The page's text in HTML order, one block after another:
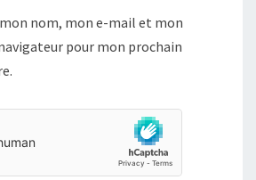
nom, mon e-mail et mon
pour mon prochain